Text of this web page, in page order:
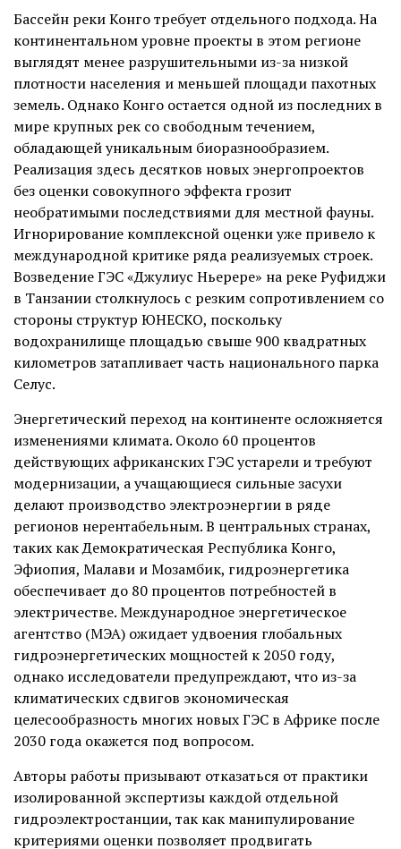
Бассейн реки Конго требует отдельного подхода. На
континентальном уровне проекты в этом регионе
выглядят менее разрушительными из-за низкой
плотности населения и меньшей площади пахотных
земель. Однако Конго остается одной из последних в
мире крупных рек со свободным течением,
обладающей уникальным биоразнообразием.
Реализация здесь десятков новых энергопроектов
без оценки совокупного эффекта грозит
необратимыми последствиями для местной фауны.
Игнорирование комплексной оценки уже привело к
международной критике ряда реализуемых строек.
Возведение ГЭС «Джулиус Ньерере» на реке Руфиджи
в Танзании столкнулось с резким сопротивлением со
стороны структур ЮНЕСКО, поскольку
водохранилище площадью свыше 900 квадратных
километров затапливает часть национального парка
Селус.
Энергетический переход на континенте осложняется
изменениями климата. Около 60 процентов
действующих африканских ГЭС устарели и требуют
модернизации, а учащающиеся сильные засухи
делают производство электроэнергии в ряде
регионов нерентабельным. В центральных странах,
таких как Демократическая Республика Конго,
Эфиопия, Малави и Мозамбик, гидроэнергетика
обеспечивает до 80 процентов потребностей в
электричестве. Международное энергетическое
агентство (МЭА) ожидает удвоения глобальных
гидроэнергетических мощностей к 2050 году,
однако исследователи предупреждают, что из-за
климатических сдвигов экономическая
целесообразность многих новых ГЭС в Африке после
2030 года окажется под вопросом.
Авторы работы призывают отказаться от практики
изолированной экспертизы каждой отдельной
гидроэлектростанции, так как манипулирование
критериями оценки позволяет продвигать